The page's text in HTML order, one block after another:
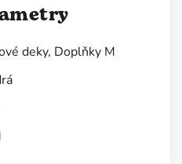
deky, Doplňky M